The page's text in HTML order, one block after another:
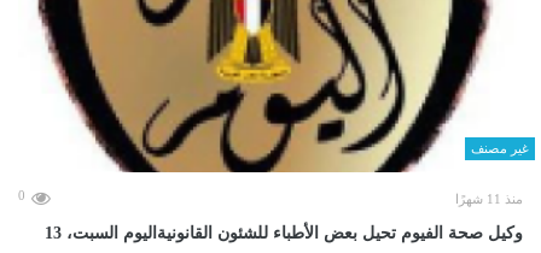
غير مصنف
منذ 11 شهرًا 0
وكيل صحة الفيوم تحيل بعض الأطباء للشئون القانونيةاليوم السبت، 13